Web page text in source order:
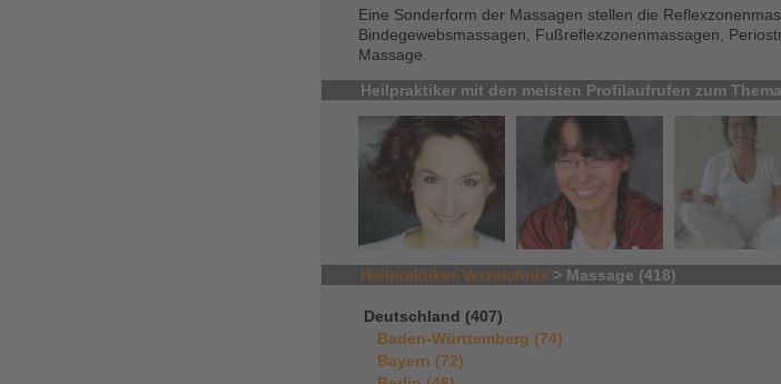
Eine Sonderform der Massagen stellen die
Bindegewebsmassagen, Fußreflexzonenmassagen,
Massage.
Heilpraktiker mit den meisten Profilaufrufen zum
Heilpraktiker-Verzeichnis > Massage (418)
Deutschland (407)
Baden-Württemberg (74)
Bayern (72)